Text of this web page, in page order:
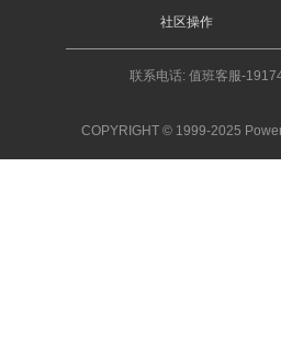
社区操作
联系电话: 值班客服-
COPYRIGHT © 1999-2025